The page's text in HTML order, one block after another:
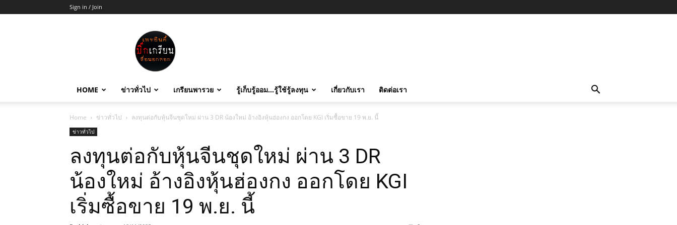
Sign in / Join
บิ๊ก
เกรียน
HOME ข่าวทั่วไป เกรียนพารวย รู้เก็บรู้ออม…รู้ใช้รู้ลงทุน เกี่ยวกับเรา ติดต่อเรา
Home ข่าวทั่วไป ลงทุนต่อกับหุ้นจีนชุดใหม่ ผ่าน 3 DR น้องใหม่ อ้างอิงหุ้นฮ่องกง ออกโดย KGI เริ่มซื้อขาย 19 พ.ย. นี้
ข่าวทั่วไป
ลงทุนต่อกับหุ้นจีนชุดใหม่ ผ่าน 3 DR
น้องใหม่ อ้างอิงหุ้นฮ่องกง ออกโดย KGI
เริ่มซื้อขาย 19 พ.ย. นี้